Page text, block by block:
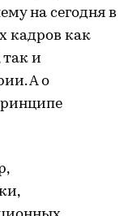
на сегодня в
кадров как
так и
А о